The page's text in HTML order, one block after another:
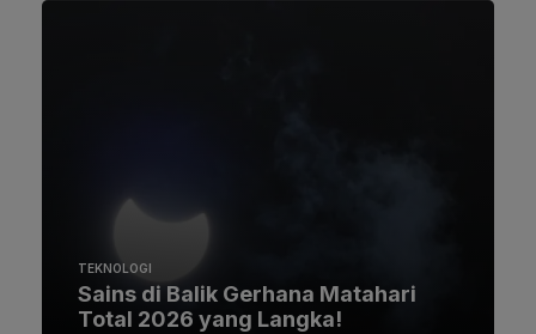
TEKNOLOGI
Sains di Balik Gerhana Matahari
Total 2026 yang Langka!